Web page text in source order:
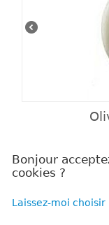
Bonjour
cookies ?
Laissez-moi choisir